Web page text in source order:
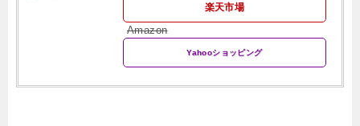
楽天市場
Amazon
Yahooショッピング